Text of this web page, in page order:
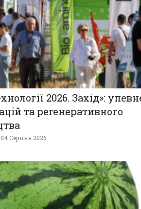
2026. Захід»:
та регенеративного
04 Серпня 2026